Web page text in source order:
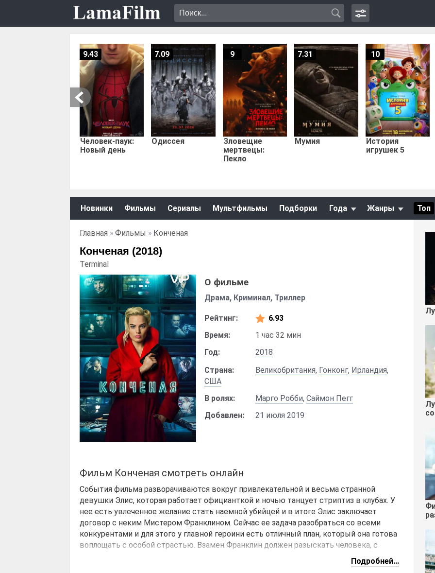
Человек-паук:
Новый день
9.43
Одиссея
7.09
Зловещие
мертвецы:
Пекло
9
Мумия
7.31
История
игрушек 5
10
Новинки Фильмы Сериалы Мультфильмы Подборки Года Жанры Топ
Главная » Фильмы » Конченая
Конченая (2018)
Terminal
О фильме
Драма, Криминал, Триллер
Рейтинг:
6.93
Время:
1 час 32 мин
Год:
2018
Страна:
Великобритания, Гонконг, Ирландия,
США
В ролях:
Марго Робби, Саймон Пегг
Добавлен:
21 июля 2019
Фильм Конченая смотреть онлайн
События фильма разворачиваются вокруг привлекательной и весьма странной
девушки Элис, которая работает официанткой и ночью танцует стриптиз в клубах. У
нее есть увлеченное желание стать наемной убийцей и в итоге Элис заключает
договор с неким Мистером Франклином. Сейчас ее задача разобраться со всеми
конкурентами и для этого у главной героини есть отличный план, который она готова
воплощать с особой страстью. Взамен Франклин должен разыскать человека, с
Подробней...